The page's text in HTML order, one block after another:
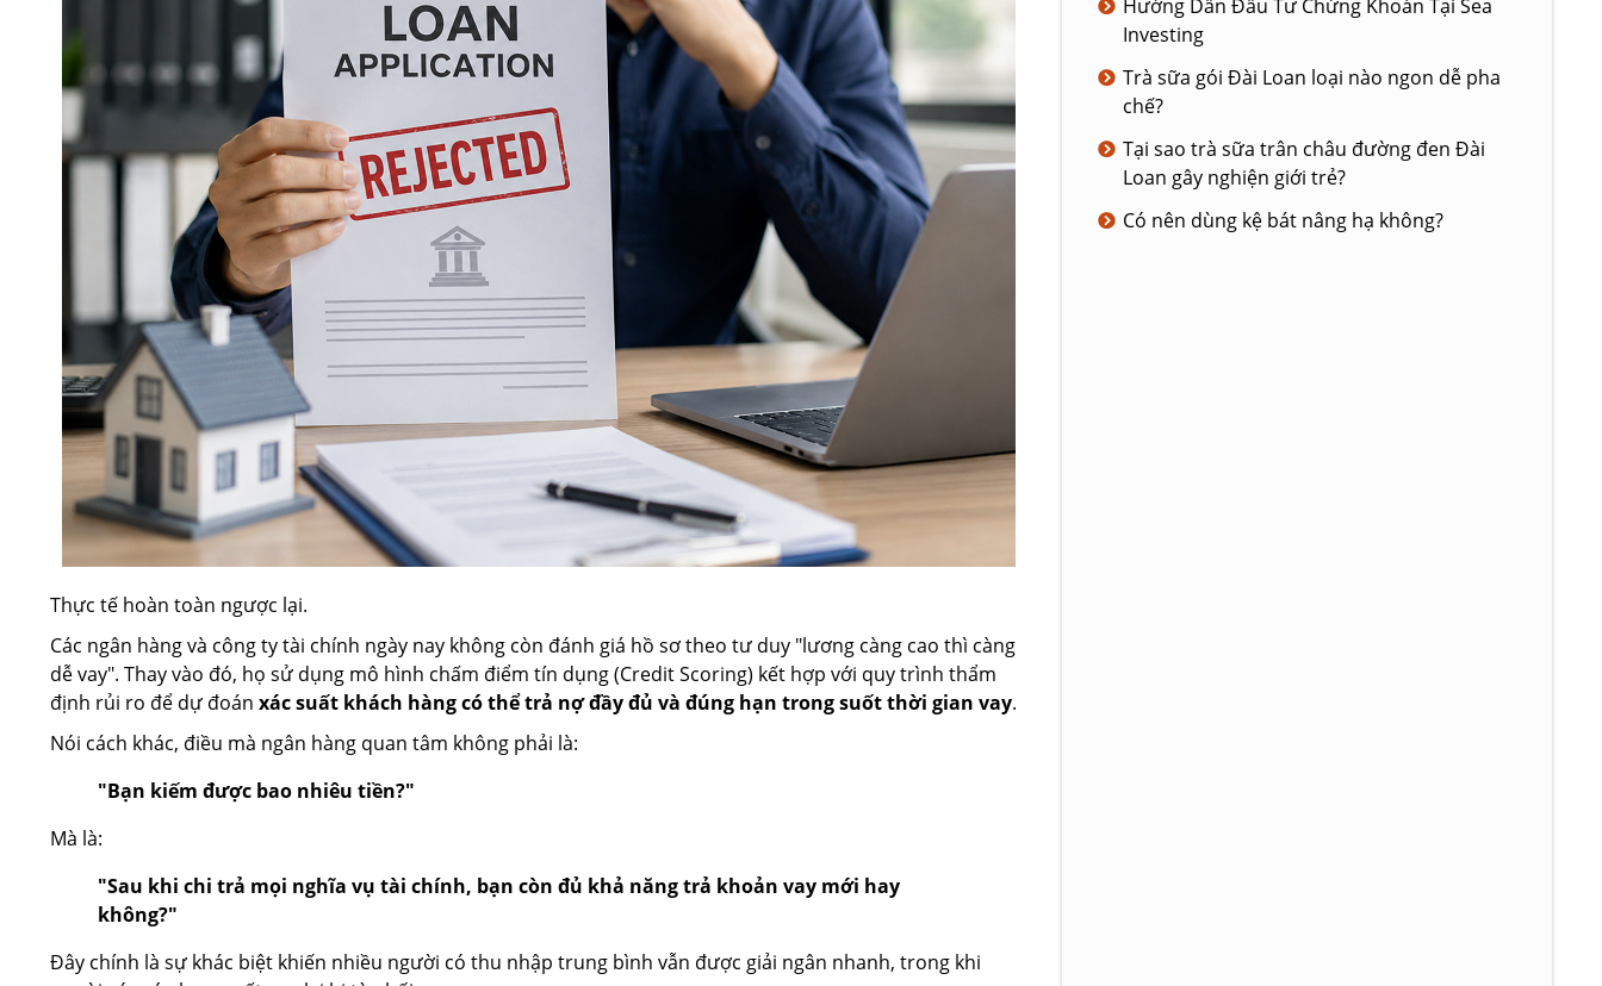
Thực tế hoàn toàn ngược lại.
Các ngân hàng và công ty tài chính ngày nay không còn đánh giá hồ sơ theo tư duy "lương càng cao thì càng
dễ vay". Thay vào đó, họ sử dụng mô hình chấm điểm tín dụng (Credit Scoring) kết hợp với quy trình thẩm
định rủi ro để dự đoán xác suất khách hàng có thể trả nợ đầy đủ và đúng hạn trong suốt thời gian vay.
Nói cách khác, điều mà ngân hàng quan tâm không phải là:
"Bạn kiếm được bao nhiêu tiền?"
Mà là:
"Sau khi chi trả mọi nghĩa vụ tài chính, bạn còn đủ khả năng trả khoản vay mới hay
không?"
Đây chính là sự khác biệt khiến nhiều người có thu nhập trung bình vẫn được giải ngân nhanh, trong khi
Hướng Dẫn Đầu Tư Chứng Khoán Tại Sea
Investing
Trà sữa gói Đài Loan loại nào ngon dễ pha
chế?
Tại sao trà sữa trân châu đường đen Đài
Loan gây nghiện giới trẻ?
Có nên dùng kệ bát nâng hạ không?